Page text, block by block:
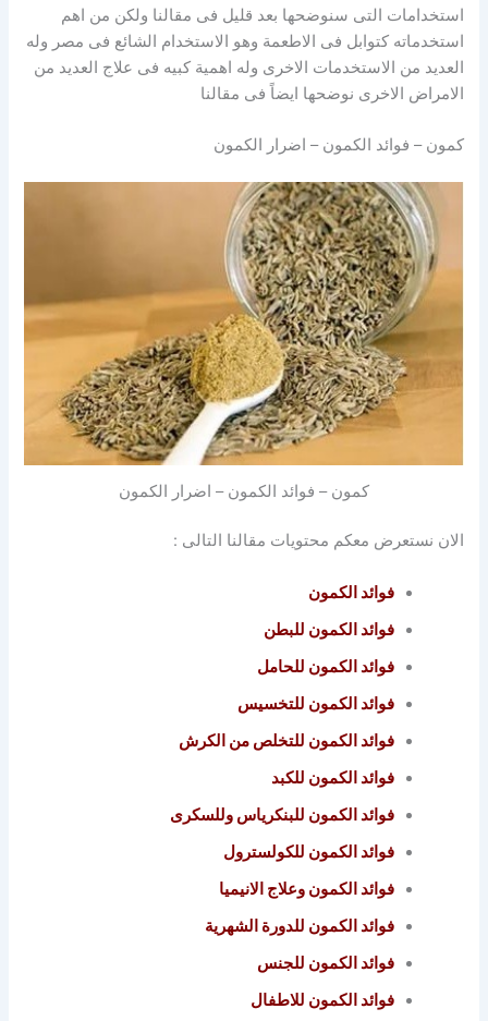
استخدامات التى سنوضحها بعد قليل فى مقالنا ولكن من اهم
استخدماته كتوابل فى الاطعمة وهو الاستخدام الشائع فى مصر وله
العديد من الاستخدمات الاخرى وله اهمية كبيه فى علاج العديد من
الامراض الاخرى نوضحها ايضاً فى مقالنا
كمون – فوائد الكمون – اضرار الكمون
كمون – فوائد الكمون – اضرار الكمون
الان نستعرض معكم محتويات مقالنا التالى :
فوائد الكمون
فوائد الكمون للبطن
فوائد الكمون للحامل
فوائد الكمون للتخسيس
فوائد الكمون للتخلص من الكرش
فوائد الكمون للكبد
فوائد الكمون للبنكرياس وللسكرى
فوائد الكمون للكولسترول
فوائد الكمون وعلاج الانيميا
فوائد الكمون للدورة الشهرية
فوائد الكمون للجنس
فوائد الكمون للاطفال